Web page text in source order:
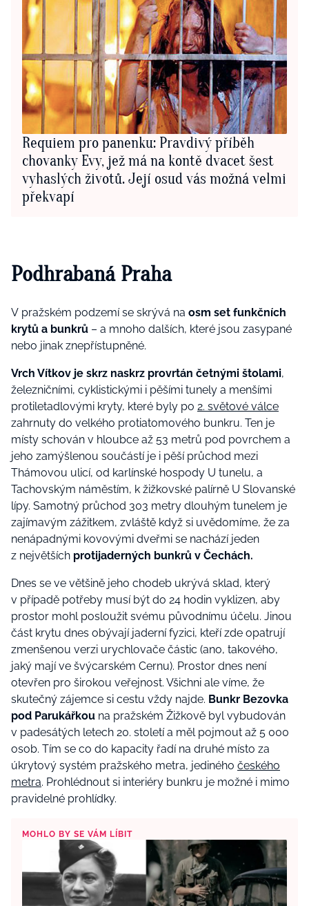
Requiem pro panenku: Pravdivý příběh
chovanky Evy, jež má na kontě dvacet šest
vyhaslých životů. Její osud vás možná velmi
překvapí
Podhrabaná Praha
V pražském podzemí se skrývá na osm set funkčních
krytů a bunkrů – a mnoho dalších, které jsou zasypané
nebo jinak znepřístupněné.
Vrch Vítkov je skrz naskrz provrtán četnými štolami,
železničními, cyklistickými i pěšími tunely a menšími
protiletadlovými kryty, které byly po 2. světové válce
zahrnuty do velkého protiatomového bunkru. Ten je
místy schován v hloubce až 53 metrů pod povrchem a
jeho zamýšlenou součástí je i pěší průchod mezi
Thámovou ulicí, od karlínské hospody U tunelu, a
Tachovským náměstím, k žižkovské palírně U Slovanské
lípy. Samotný průchod 303 metry dlouhým tunelem je
zajímavým zážitkem, zvláště když si uvědomíme, že za
nenápadnými kovovými dveřmi se nachází jeden
z největších protijaderných bunkrů v Čechách.
Dnes se ve většině jeho chodeb ukrývá sklad, který
v případě potřeby musí být do 24 hodin vyklizen, aby
prostor mohl posloužit svému původnímu účelu. Jinou
část krytu dnes obývají jaderní fyzici, kteří zde opatrují
zmenšenou verzi urychlovače částic (ano, takového,
jaký mají ve švýcarském Cernu). Prostor dnes není
otevřen pro širokou veřejnost. Všichni ale víme, že
skutečný zájemce si cestu vždy najde. Bunkr Bezovka
pod Parukářkou na pražském Žižkově byl vybudován
v padesátých letech 20. století a měl pojmout až 5 000
osob. Tím se co do kapacity řadí na druhé místo za
úkrytový systém pražského metra, jediného českého
metra. Prohlédnout si interiéry bunkru je možné i mimo
pravidelné prohlídky.
MOHLO BY SE VÁM LÍBIT